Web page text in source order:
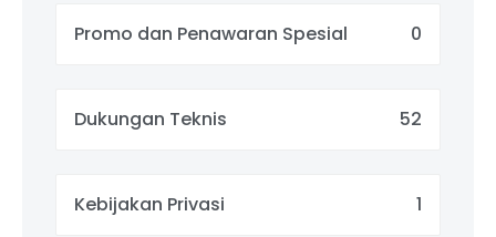
Promo dan Penawaran Spesial 0
Dukungan Teknis 52
Kebijakan Privasi 1